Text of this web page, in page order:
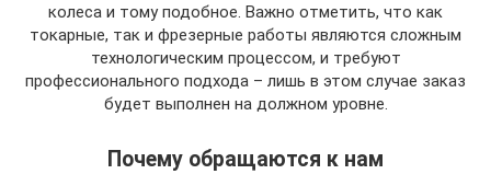
колеса и тому подобное. Важно отметить, что как
токарные, так и фрезерные работы являются сложным
технологическим процессом, и требуют
профессионального подхода – лишь в этом случае заказ
будет выполнен на должном уровне.
Почему обращаются к нам